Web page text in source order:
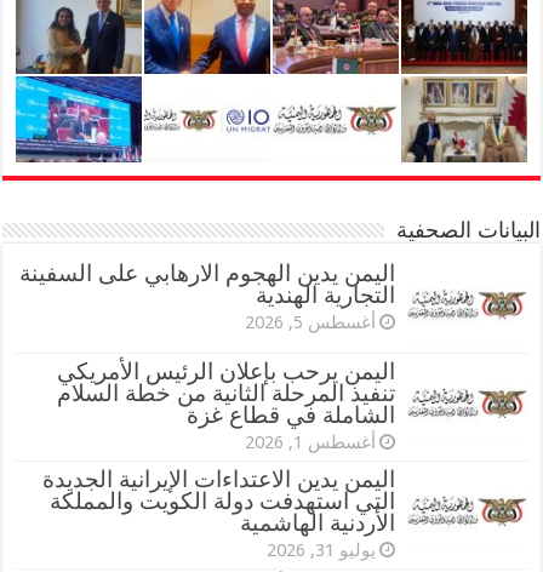
البيانات الصحفية
اليمن يدين الهجوم الارهابي على السفينة
التجارية الهندية
أغسطس 5, 2026
اليمن يرحب بإعلان الرئيس الأمريكي
تنفيذ المرحلة الثانية من خطة السلام
الشاملة في قطاع غزة
أغسطس 1, 2026
اليمن يدين الاعتداءات الإيرانية الجديدة
التي استهدفت دولة الكويت والمملكة
الأردنية الهاشمية
يوليو 31, 2026